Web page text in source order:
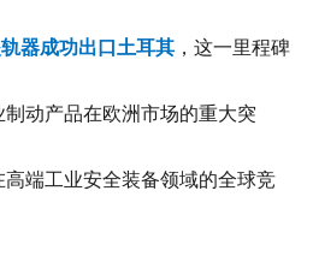
器成功出口土耳其，这一里程碑
动产品在欧洲市场的重大突
端工业安全装备领域的全球竞